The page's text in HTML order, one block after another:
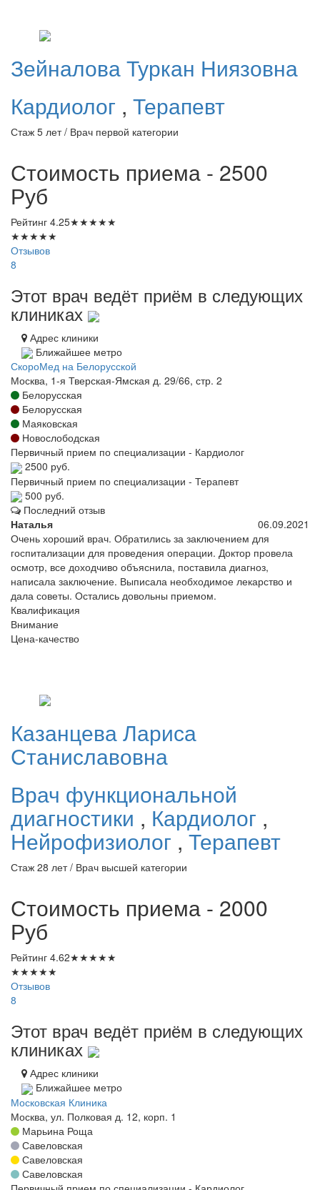
ЗейналоваТуркан Ниязовна
Кардиолог , Терапевт
Стаж 5 лет / Врач первой категории
Стоимость приема - 2500
Руб
Рейтинг 4.25★★★★★
★★★★★
Отзывов
8
Этот врач ведёт приём в следующих
клиниках
Адрес клиники
Ближайшее метро
СкороМед на Белорусской
Москва, 1-я Тверская-Ямская д. 29/66, стр. 2
Белорусская
Белорусская
Маяковская
Новослободская
Первичный прием по специализации - Кардиолог
2500 руб.
Первичный прием по специализации - Терапевт
500 руб.
Последний отзыв
Наталья
06.09.2021
Очень хороший врач. Обратились за заключением для
госпитализации для проведения операции. Доктор провела
осмотр, все доходчиво объяснила, поставила диагноз,
написала заключение. Выписала необходимое лекарство и
дала советы. Остались довольны приемом.
Квалификация
Внимание
Цена-качество
КазанцеваЛариса
Станиславовна
Врач функциональной
диагностики , Кардиолог ,
Нейрофизиолог ,Терапевт
Стаж 28 лет / Врач высшей категории
Стоимость приема - 2000
Руб
Рейтинг 4.62★★★★★
★★★★★
Отзывов
8
Этот врач ведёт приём в следующих
клиниках
Адрес клиники
Ближайшее метро
Московская Клиника
Москва, ул. Полковая д. 12, корп. 1
Марьина Роща
Савеловская
Савеловская
Савеловская